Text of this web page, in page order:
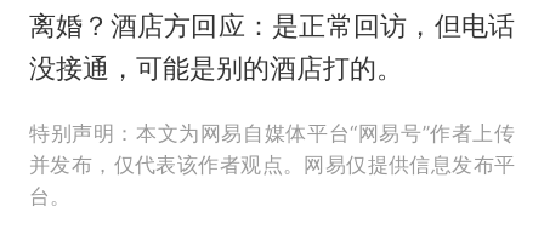
离婚？酒店方回应：是正常回访，但电话
没接通，可能是别的酒店打的。
特别声明：本文为网易自媒体平台“网易号”作者上传
并发布，仅代表该作者观点。网易仅提供信息发布平
台。